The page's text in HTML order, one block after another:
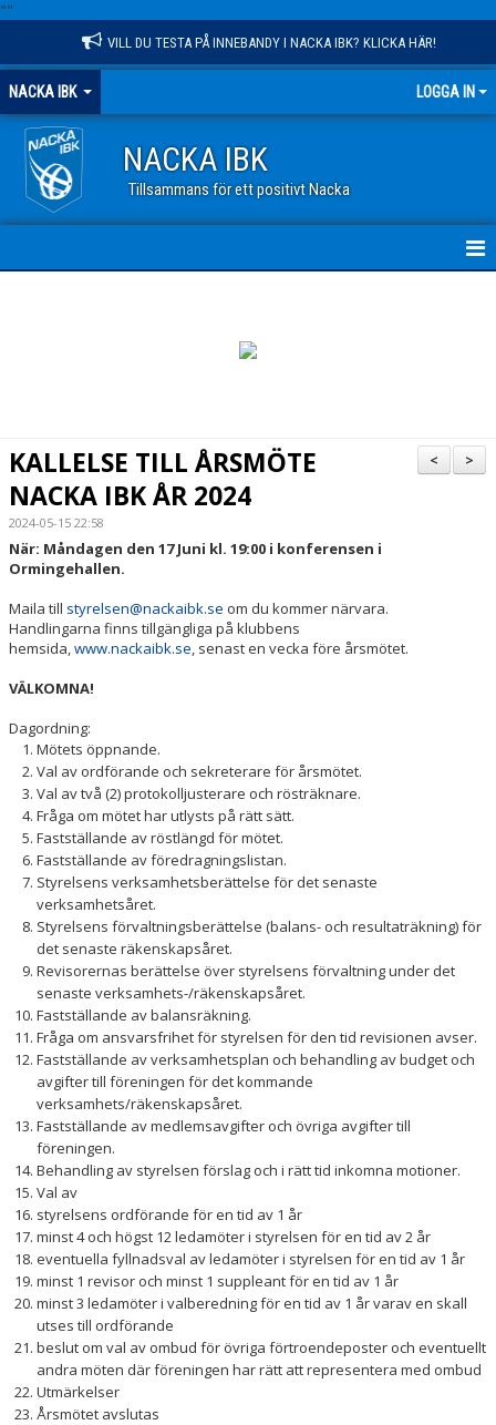
""
VILL DU TESTA PÅ INNEBANDY I NACKA IBK? KLICKA HÄR!
NACKA IBK LOGGA IN
NACKA IBK
Tillsammans för ett positivt Nacka
OM KLUBBEN
CAFETERIAN
DOKUMENT
NACKA X
KLUBBSHOPEN
INNEBANDY PLAY
NACKAPOKALEN
DOMARE & MATCHLEDARE
>
<
KALLELSE TILL ÅRSMÖTE
NACKA IBK ÅR 2024
2024-05-15 22:58
När: Måndagen den 17 Juni kl. 19:00 i konferensen i
Ormingehallen.
Maila till styrelsen@nackaibk.se om du kommer närvara.
Handlingarna finns tillgängliga på klubbens
hemsida,www.nackaibk.se, senast en vecka före årsmötet.
VÄLKOMNA!
Dagordning:
Mötets öppnande.
Val av ordförande och sekreterare för årsmötet.
Val av två (2) protokolljusterare och rösträknare.
Fråga om mötet har utlysts på rätt sätt.
Fastställande av röstlängd för mötet.
Fastställande av föredragningslistan.
Styrelsens verksamhetsberättelse för det senaste
verksamhetsåret.
Styrelsens förvaltningsberättelse (balans- och resultaträkning) för
det senaste räkenskapsåret.
Revisorernas berättelse över styrelsens förvaltning under det
senaste verksamhets-/räkenskapsåret.
Fastställande av balansräkning.
Fråga om ansvarsfrihet för styrelsen för den tid revisionen avser.
Fastställande av verksamhetsplan och behandling av budget och
avgifter till föreningen för det kommande
verksamhets/räkenskapsåret.
Fastställande av medlemsavgifter och övriga avgifter till
föreningen.
Behandling av styrelsen förslag och i rätt tid inkomna motioner.
Val av
styrelsens ordförande för en tid av 1 år
minst 4 och högst 12 ledamöter i styrelsen för en tid av 2 år
eventuella fyllnadsval av ledamöter i styrelsen för en tid av 1 år
minst 1 revisor och minst 1 suppleant för en tid av 1 år
minst 3 ledamöter i valberedning för en tid av 1 år varav en skall
utses till ordförande
beslut om val av ombud för övriga förtroendeposter och eventuellt
andra möten där föreningen har rätt att representera med ombud
Utmärkelser
Årsmötet avslutas